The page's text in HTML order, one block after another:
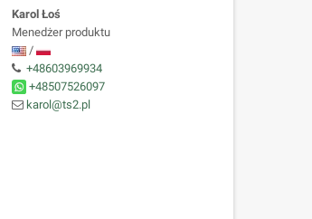
Karol Łoś
Menedżer produktu
/
+48603969934
+48507526097
karol@ts2.pl